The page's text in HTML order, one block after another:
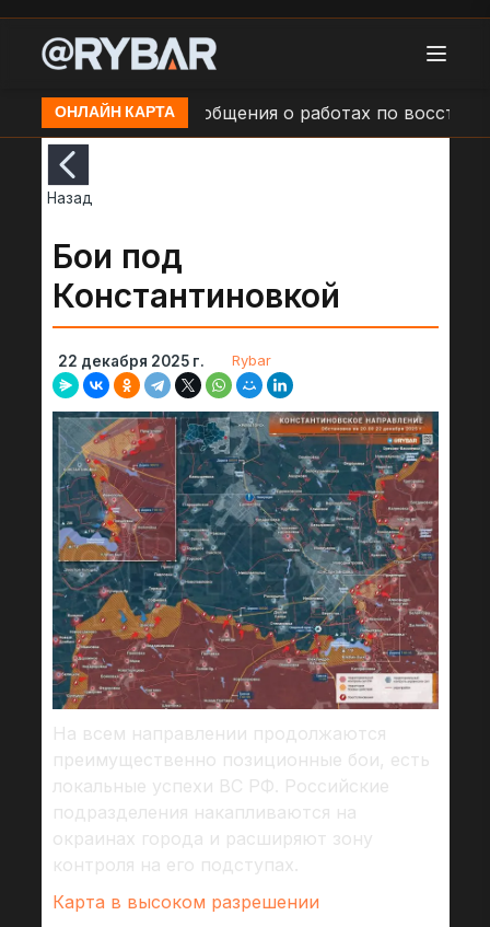
ОНЛАЙН КАРТА
Мариуполь Сообщения о работах по
Назад
Бои под
Константиновкой
22 декабря 2025 г. Rybar
На всем направлении продолжаются
преимущественно позиционные бои, есть
локальные успехи ВС РФ. Российские
подразделения накапливаются на
окраинах города и расширяют зону
контроля на его подступах.
Карта в высоком разрешении